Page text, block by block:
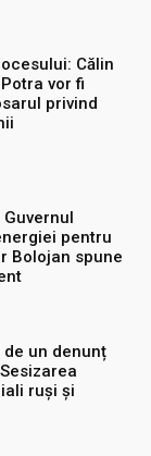
Călin
vor fi
privind
pentru
Bolojan spune
de un denunț
ruși și